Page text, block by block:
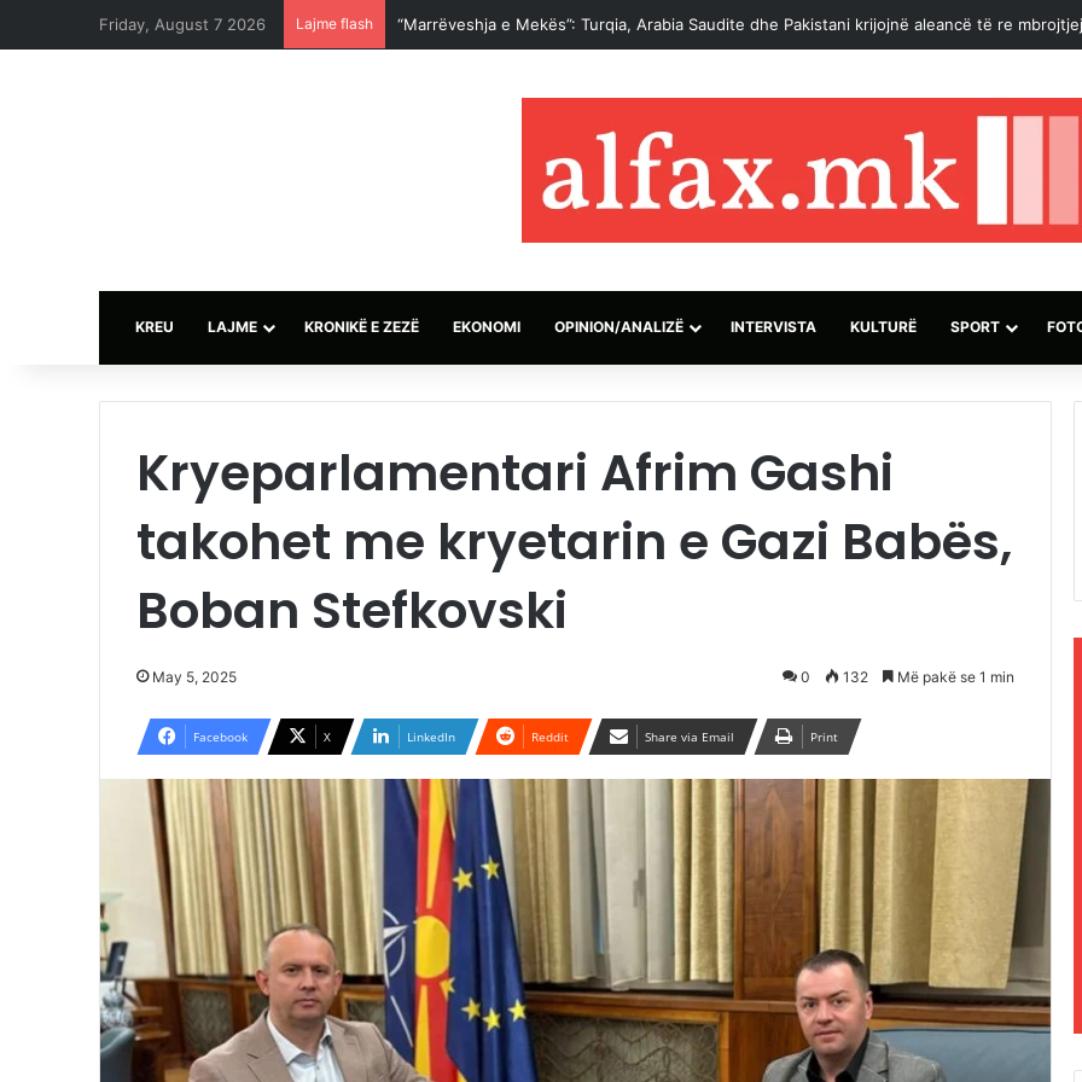
Friday, August 7 2026 Lajme flash
KREU LAJME KRONIKË E ZEZË EKONOMI OPINION/ANALIZË INTERVISTA KULTURË SPORT
Kryeparlamentari Afrim Gashi
takohet me kryetarin e Gazi Babës,
Boban Stefkovski
May 5, 2025 0 132 Më pakë se 1 min
Facebook X LinkedIn Reddit Share via Email Print